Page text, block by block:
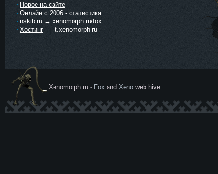
Новое на сайте
Онлайн с 2006 - статистика
nskib.ru → xenomorph.ru/fox
Хостинг — it.xenomorph.ru
Ксеномо
Xenomorph.ru - Fox and Xeno web hive